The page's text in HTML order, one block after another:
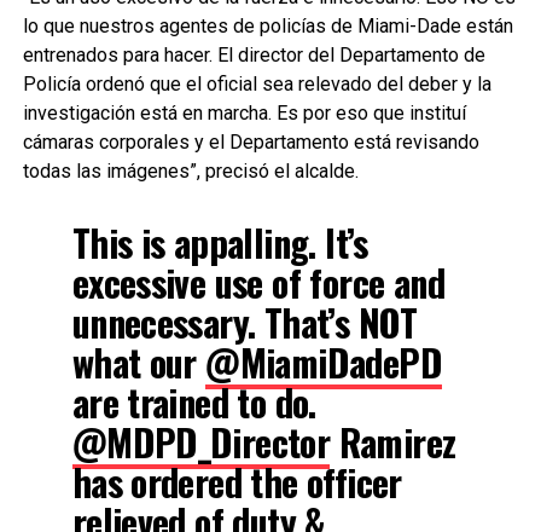
lo que nuestros agentes de policías de Miami-Dade están
entrenados para hacer. El director del Departamento de
Policía ordenó que el oficial sea relevado del deber y la
investigación está en marcha. Es por eso que instituí
cámaras corporales y el Departamento está revisando
todas las imágenes”, precisó el alcalde.
This is appalling. It’s
excessive use of force and
unnecessary. That’s NOT
what our@MiamiDadePD
are trained to do.
@MDPD_DirectorRamirez
has ordered the officer